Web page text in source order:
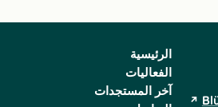
الرئيسية
الفعاليات
آخر المستجدات